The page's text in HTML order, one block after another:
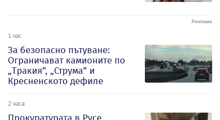
1 час
За безопасно пътуване:
Ограничават камионите по
„Тракия“, „Струма“ и
Кресненското дефиле
2 часа
Прокуратурата в Русе